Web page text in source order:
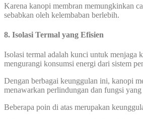
Karena kanopi membran memungkinkan
sebabkan oleh kelembaban berlebih.
8. Isolasi Termal yang Efisien
Isolasi termal adalah kunci untuk menjaga
mengurangi konsumsi energi dari sistem
Dengan berbagai keunggulan ini, kanopi
menawarkan perlindungan dan fungsi
Beberapa poin di atas merupakan